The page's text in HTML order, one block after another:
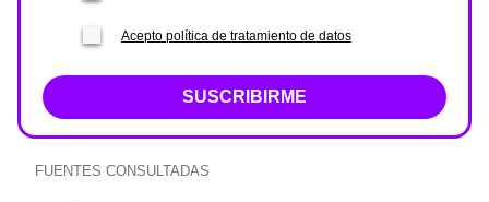
Acepto política de tratamiento de datos
SUSCRIBIRME
FUENTES CONSULTADAS